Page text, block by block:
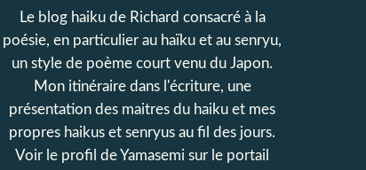
Le blog haiku de Richard consacré à la
poésie, en particulier au haïku et au senryu,
un style de poème court venu du Japon.
Mon itinéraire dans l'écriture, une
présentation des maitres du haiku et mes
propres haikus et senryus au fil des jours.
Voir le profil deYamasemi sur le portail